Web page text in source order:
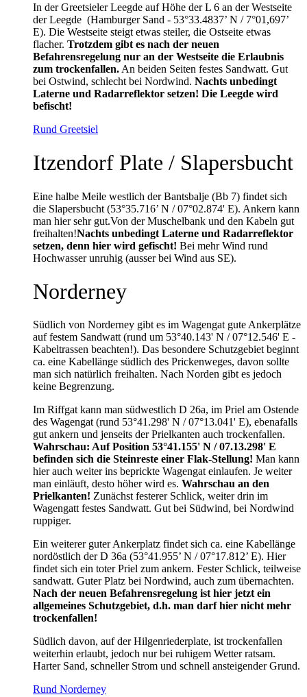
In der Greetsieler Leegde auf Höhe der L 6 an der Westseite
der Leegde (Hamburger Sand - 53°33.4837’ N / 7°01,697’
E). Die Westseite steigt etwas steiler, die Ostseite etwas
flacher. Trotzdem gibt es nach der neuen
Befahrensregelung nur an der Westseite die Erlaubnis
zum trockenfallen. An beiden Seiten festes Sandwatt. Gut
bei Ostwind, schlecht bei Nordwind. Nachts unbedingt
Laterne und Radarreflektor setzen! Die Leegde wird
befischt!
Rund Greetsiel
Itzendorf Plate / Slapersbucht
Eine halbe Meile westlich der Bantsbalje (Bb 7) findet sich
die Slapersbucht (53°35.716’ N / 07°02.874' E). Ankern kann
man hier sehr gut.Von der Muschelbank und den Kabeln gut
freihalten!Nachts unbedingt Laterne und Radarreflektor
setzen, denn hier wird gefischt! Bei mehr Wind rund
Hochwasser unruhig (ausser bei Wind aus SE).
Norderney
Südlich von Norderney gibt es im Wagengat gute Ankerplätze
auf festem Sandwatt (rund um 53°40.143' N / 07°12.546' E -
Kabeltrassen beachten!). Das besondere Schutzgebiet beginnt
ca. eine Kabellänge südlich des Prickenweges, davon sollte
man sich natürlich freihalten. Nach Norden gibt es jedoch
keine Begrenzung.
Im Riffgat kann man südwestlich D 26a, im Priel am Ostende
des Wagengat (rund 53°41.298' N / 07°13.041' E), ebenafalls
gut ankern und jenseits der Prielkanten auch trockenfallen.
Wahrschau: Auf Position 53°41.155' N / 07.13.298' E
befinden sich die Steinreste einer Flak-Stellung! Man kann
hier auch weiter ins beprickte Wagengat einlaufen. Je weiter
man einläuft, desto höher wird es. Wahrschau an den
Prielkanten! Zunächst festerer Schlick, weiter drin im
Wagengatt festes Sandwatt. Gut bei Südwind, bei Nordwind
ruppiger.
Ein weiterer guter Ankerplatz findet sich ca. eine Kabellänge
nordöstlich der D 36a (53°41.955’ N / 07°17.812’ E). Hier
findet sich ein toter Priel zum ankern. Fester Schlick, teilweise
sandwatt. Guter Platz bei Nordwind, auch zum übernachten.
Nach der neuen Befahrensregelung ist hier jetzt ein
allgemeines Schutzgebiet, d.h. man darf hier nicht mehr
trockenfallen!
Südlich davon, auf der Hilgenriederplate, ist trockenfallen
weiterhin erlaubt, jedoch nur bei ruhigem Wetter ratsam.
Harter Sand, schneller Strom und schnell ansteigender Grund.
Rund Norderney